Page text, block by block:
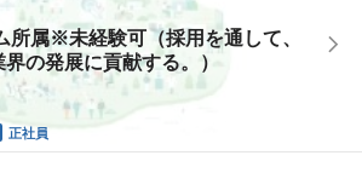
所属※未経験可（採用を通して、
の発展に貢献する。）
正社員